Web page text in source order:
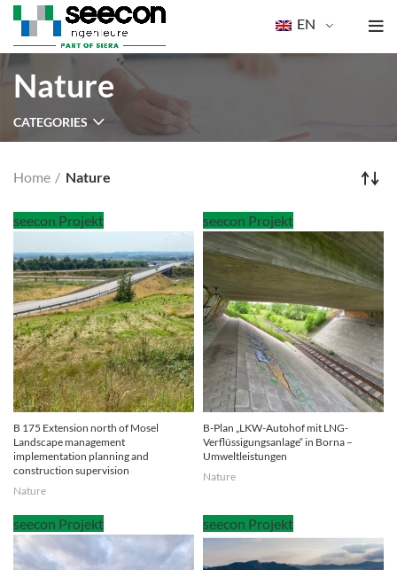
EN
Nature
CATEGORIES
Home Nature
B 175 Extension north of Mosel
Landscape management
implementation planning and
construction supervision
Nature
B-Plan „LKW-Autohof mit LNG-
Verflüssigungsanlage“ in Borna –
Umweltleistungen
Nature